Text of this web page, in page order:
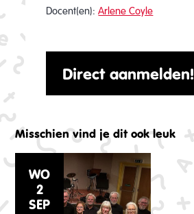
Docent(en):Arlene Coyle
Direct aanmelden!
Misschien vind je dit ook leuk
WO
2
SEP